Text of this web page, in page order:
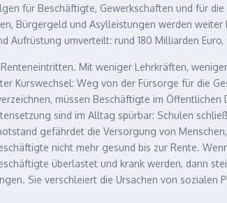
für Beschäftigte, Gewerkschaften und für
Bürgergeld und Asylleistungen werden
Aufrüstung umverteilt: rund 180 Milliarden
Mit weniger Lehrkräften,
Kurswechsel: Weg von der Fürsorge für die
müssen Beschäftigte im
sind im Alltag spürbar: Schulen
gefährdet die Versorgung von
nicht mehr gesund bis zur Rente.
überlastet und krank werden, dann
Sie verschleiert die Ursachen von